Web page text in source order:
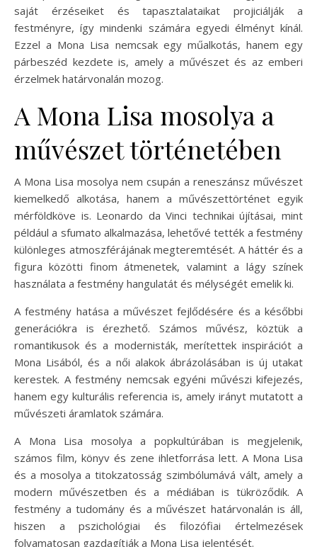
saját érzéseiket és tapasztalataikat projiciálják a
festményre, így mindenki számára egyedi élményt kínál.
Ezzel a Mona Lisa nemcsak egy műalkotás, hanem egy
párbeszéd kezdete is, amely a művészet és az emberi
érzelmek határvonalán mozog.
A Mona Lisa mosolya a
művészet történetében
A Mona Lisa mosolya nem csupán a reneszánsz művészet
kiemelkedő alkotása, hanem a művészettörténet egyik
mérföldköve is. Leonardo da Vinci technikai újításai, mint
például a sfumato alkalmazása, lehetővé tették a festmény
különleges atmoszférájának megteremtését. A háttér és a
figura közötti finom átmenetek, valamint a lágy színek
használata a festmény hangulatát és mélységét emelik ki.
A festmény hatása a művészet fejlődésére és a későbbi
generációkra is érezhető. Számos művész, köztük a
romantikusok és a modernisták, merítettek inspirációt a
Mona Lisából, és a női alakok ábrázolásában is új utakat
kerestek. A festmény nemcsak egyéni művészi kifejezés,
hanem egy kulturális referencia is, amely irányt mutatott a
művészeti áramlatok számára.
A Mona Lisa mosolya a popkultúrában is megjelenik,
számos film, könyv és zene ihletforrása lett. A Mona Lisa
és a mosolya a titokzatosság szimbólumává vált, amely a
modern művészetben és a médiában is tükröződik. A
festmény a tudomány és a művészet határvonalán is áll,
hiszen a pszichológiai és filozófiai értelmezések
folyamatosan gazdagítják a Mona Lisa jelentését.